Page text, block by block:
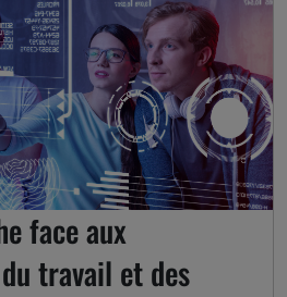
supérieur et
face aux
travail et des